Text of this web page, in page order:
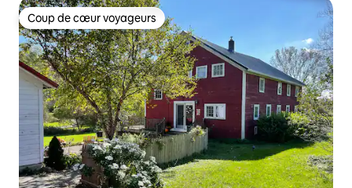
Coup de cœur voyageurs
Coup de cœur voyageurs